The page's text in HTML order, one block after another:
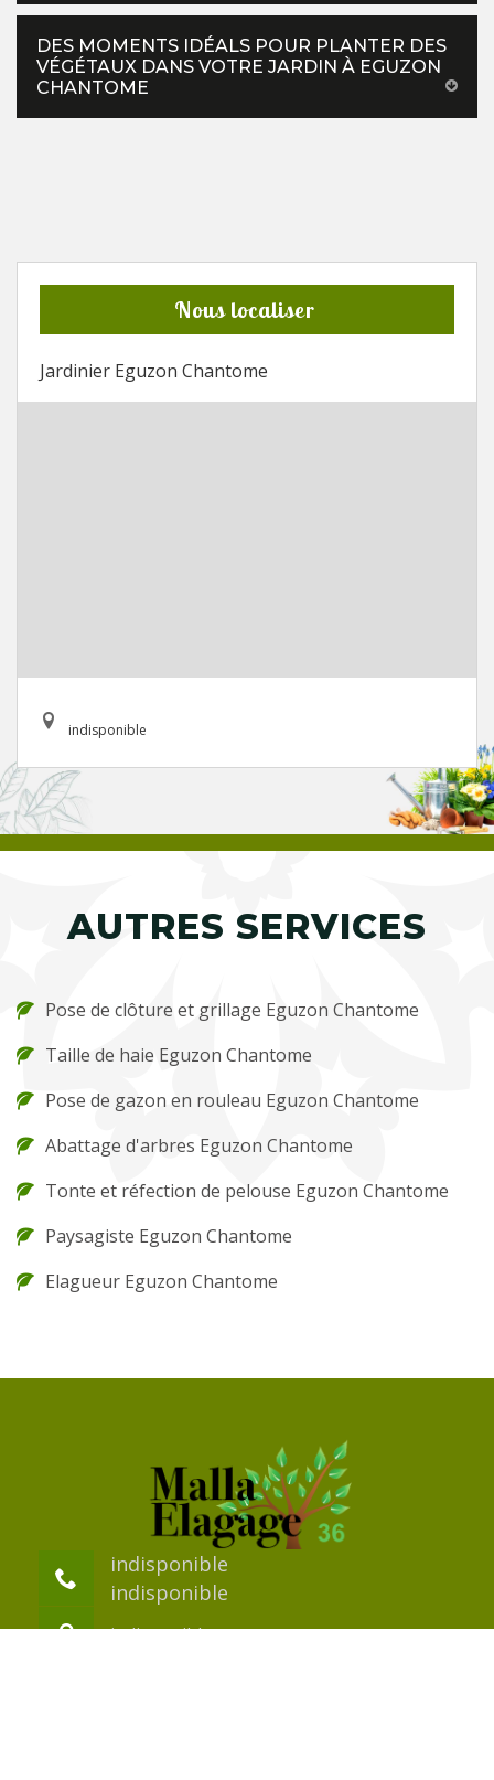
DES MOMENTS IDÉALS POUR PLANTER DES
VÉGÉTAUX DANS VOTRE JARDIN À EGUZON
CHANTOME
Nous localiser
Jardinier Eguzon Chantome
indisponible
AUTRES SERVICES
Pose de clôture et grillage Eguzon Chantome
Taille de haie Eguzon Chantome
Pose de gazon en rouleau Eguzon Chantome
Abattage d'arbres Eguzon Chantome
Tonte et réfection de pelouse Eguzon Chantome
Paysagiste Eguzon Chantome
Elagueur Eguzon Chantome
indisponible
indisponible
indisponible